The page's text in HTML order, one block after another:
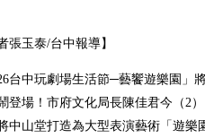
張玉泰/台中報導】
台中玩劇場生活節─藝饗遊樂園」
登場！市府文化局長陳佳君今（2
中山堂打造為大型表演藝術「遊樂